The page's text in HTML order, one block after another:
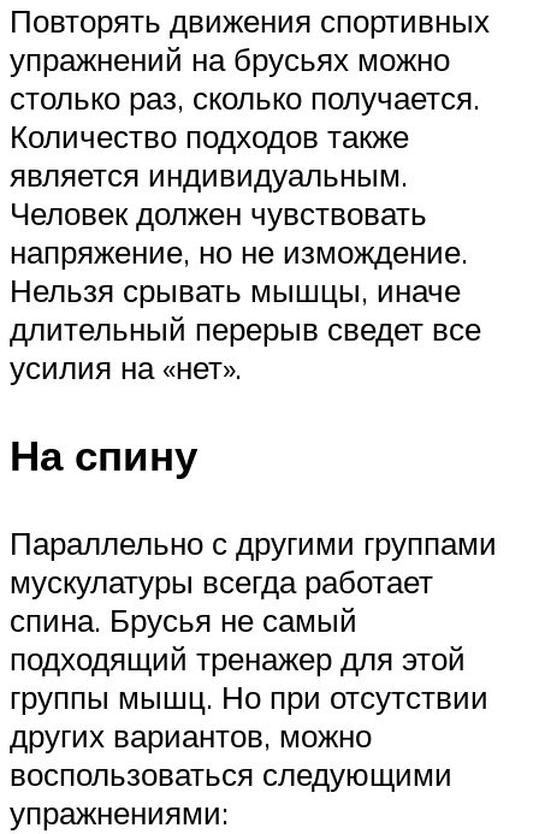
Повторять движения спортивных
упражнений на брусьях можно
столько раз, сколько получается.
Количество подходов также
является индивидуальным.
Человек должен чувствовать
напряжение, но не измождение.
Нельзя срывать мышцы, иначе
длительный перерыв сведет все
усилия на «нет».
На спину
Параллельно с другими группами
мускулатуры всегда работает
спина. Брусья не самый
подходящий тренажер для этой
группы мышц. Но при отсутствии
других вариантов, можно
воспользоваться следующими
упражнениями: